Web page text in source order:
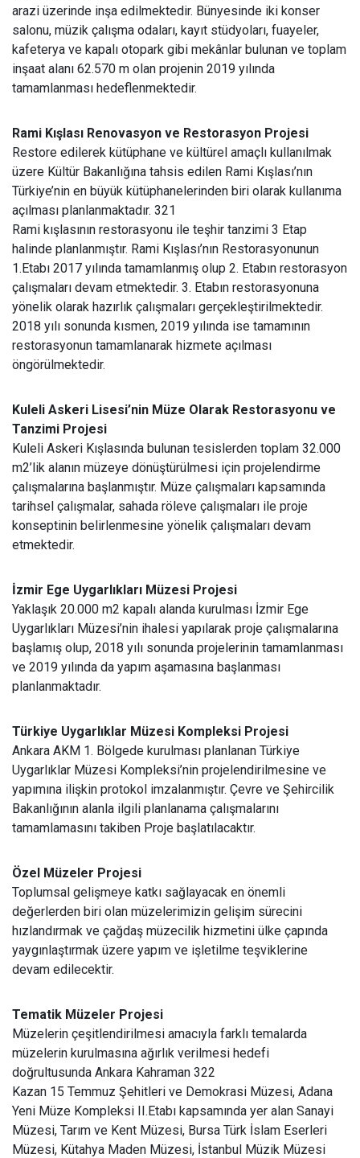
arazi üzerinde inşa edilmektedir. Bünyesinde iki konser
salonu, müzik çalışma odaları, kayıt stüdyoları, fuayeler,
kafeterya ve kapalı otopark gibi mekânlar bulunan ve toplam
inşaat alanı 62.570 m olan projenin 2019 yılında
tamamlanması hedeflenmektedir.
Rami Kışlası Renovasyon ve Restorasyon Projesi
Restore edilerek kütüphane ve kültürel amaçlı kullanılmak
üzere Kültür Bakanlığına tahsis edilen Rami Kışlası’nın
Türkiye’nin en büyük kütüphanelerinden biri olarak kullanıma
açılması planlanmaktadır. 321
Rami kışlasının restorasyonu ile teşhir tanzimi 3 Etap
halinde planlanmıştır. Rami Kışlası’nın Restorasyonunun
1.Etabı 2017 yılında tamamlanmış olup 2. Etabın restorasyon
çalışmaları devam etmektedir. 3. Etabın restorasyonuna
yönelik olarak hazırlık çalışmaları gerçekleştirilmektedir.
2018 yılı sonunda kısmen, 2019 yılında ise tamamının
restorasyonun tamamlanarak hizmete açılması
öngörülmektedir.
Kuleli Askeri Lisesi’nin Müze Olarak Restorasyonu ve
Tanzimi Projesi
Kuleli Askeri Kışlasında bulunan tesislerden toplam 32.000
m2’lik alanın müzeye dönüştürülmesi için projelendirme
çalışmalarına başlanmıştır. Müze çalışmaları kapsamında
tarihsel çalışmalar, sahada röleve çalışmaları ile proje
konseptinin belirlenmesine yönelik çalışmaları devam
etmektedir.
İzmir Ege Uygarlıkları Müzesi Projesi
Yaklaşık 20.000 m2 kapalı alanda kurulması İzmir Ege
Uygarlıkları Müzesi’nin ihalesi yapılarak proje çalışmalarına
başlamış olup, 2018 yılı sonunda projelerinin tamamlanması
ve 2019 yılında da yapım aşamasına başlanması
planlanmaktadır.
Türkiye Uygarlıklar Müzesi Kompleksi Projesi
Ankara AKM 1. Bölgede kurulması planlanan Türkiye
Uygarlıklar Müzesi Kompleksi’nin projelendirilmesine ve
yapımına ilişkin protokol imzalanmıştır. Çevre ve Şehircilik
Bakanlığının alanla ilgili planlanama çalışmalarını
tamamlamasını takiben Proje başlatılacaktır.
Özel Müzeler Projesi
Toplumsal gelişmeye katkı sağlayacak en önemli
değerlerden biri olan müzelerimizin gelişim sürecini
hızlandırmak ve çağdaş müzecilik hizmetini ülke çapında
yaygınlaştırmak üzere yapım ve işletilme teşviklerine
devam edilecektir.
Tematik Müzeler Projesi
Müzelerin çeşitlendirilmesi amacıyla farklı temalarda
müzelerin kurulmasına ağırlık verilmesi hedefi
doğrultusunda Ankara Kahraman 322
Kazan 15 Temmuz Şehitleri ve Demokrasi Müzesi, Adana
Yeni Müze Kompleksi II.Etabı kapsamında yer alan Sanayi
Müzesi, Tarım ve Kent Müzesi, Bursa Türk İslam Eserleri
Müzesi, Kütahya Maden Müzesi, İstanbul Müzik Müzesi